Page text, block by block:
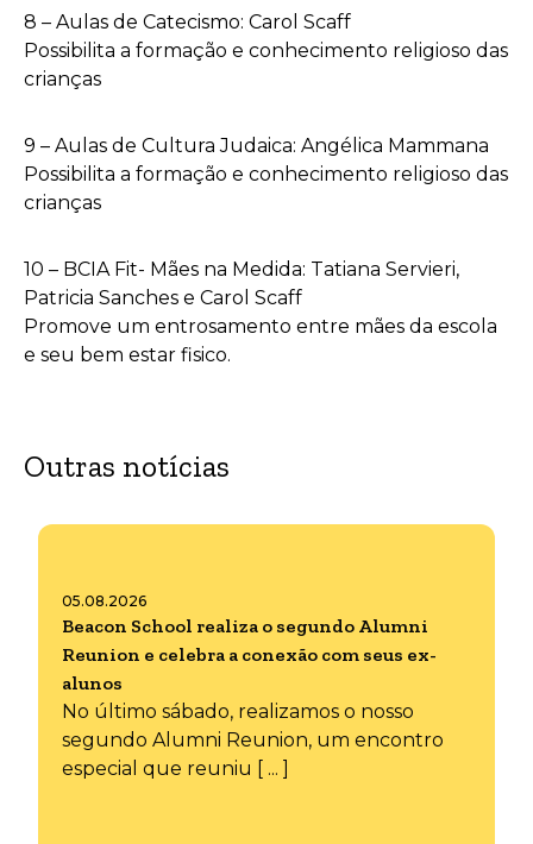
8 – Aulas de Catecismo: Carol Scaff
Possibilita a formação e conhecimento religioso das
crianças
9 – Aulas de Cultura Judaica: Angélica Mammana
Possibilita a formação e conhecimento religioso das
crianças
10 – BCIA Fit- Mães na Medida: Tatiana Servieri,
Patricia Sanches e Carol Scaff
Promove um entrosamento entre mães da escola
e seu bem estar fisico.
Outras notícias
05.08.2026
Beacon School realiza o segundo Alumni
Reunion e celebra a conexão com seus ex-
alunos
No último sábado, realizamos o nosso
segundo Alumni Reunion, um encontro
especial que reuniu [ ... ]